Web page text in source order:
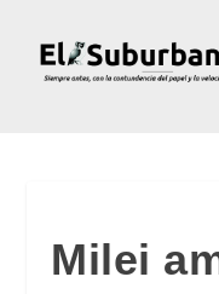
Milei